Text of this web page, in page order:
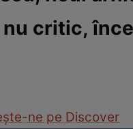
critic,
ne pe Discover